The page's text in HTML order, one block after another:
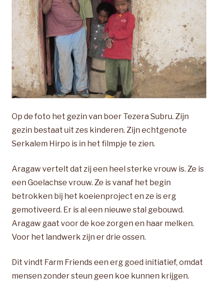
Op de foto het gezin van boer Tezera Subru. Zijn
gezin bestaat uit zes kinderen. Zijn echtgenote
Serkalem Hirpo is in het filmpje te zien.
Aragaw vertelt dat zij een heel sterke vrouw is. Ze is
een Goelachse vrouw. Ze is vanaf het begin
betrokken bij het koeienproject en ze is erg
gemotiveerd. Er is al een nieuwe stal gebouwd.
Aragaw gaat voor de koe zorgen en haar melken.
Voor het landwerk zijn er drie ossen.
Dit vindt Farm Friends een erg goed initiatief, omdat
mensen zonder steun geen koe kunnen krijgen.